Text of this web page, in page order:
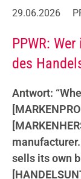
29.06.2026
PPWR:
des
Antwort:
manufacturer.
sells its own